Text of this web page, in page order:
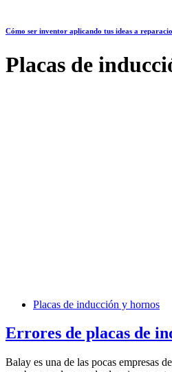
Cómo ser inventor aplicando tus ideas a
Placas de
Placas de inducción y hornos
Errores de placas de
Balay es una de las pocas empresas